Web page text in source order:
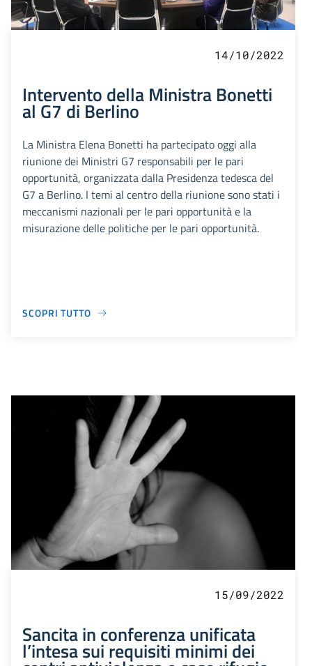
14/10/2022
Intervento della Ministra Bonetti
al G7 di Berlino
La Ministra Elena Bonetti ha partecipato oggi alla
riunione dei Ministri G7 responsabili per le pari
opportunità, organizzata dalla Presidenza tedesca del
G7 a Berlino. I temi al centro della riunione sono stati i
meccanismi nazionali per le pari opportunità e la
misurazione delle politiche per le pari opportunità.
SCOPRI TUTTO
15/09/2022
Sancita in conferenza unificata
l’intesa sui requisiti minimi dei